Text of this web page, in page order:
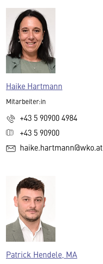
Haike Hartmann
Mitarbeiter:in
+43 5 90900 4984
+43 5 90900
haike.hartmann@wko.at
Patrick Hendele, MA